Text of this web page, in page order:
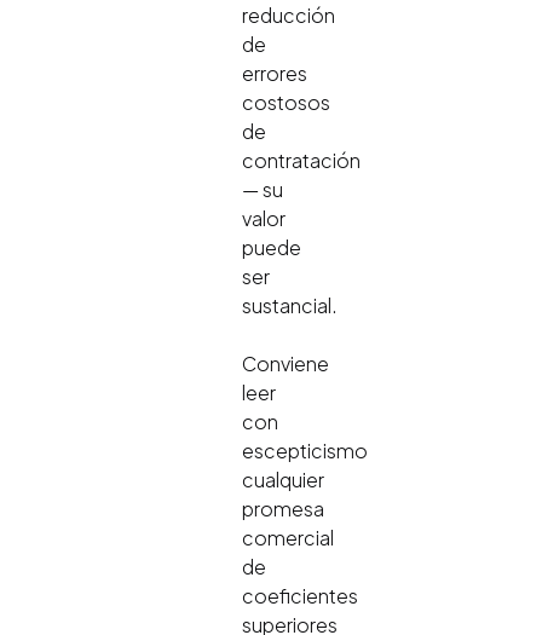
reducción
de
errores
costosos
de
contratación
— su
valor
puede
ser
sustancial.
Conviene
leer
con
escepticismo
cualquier
promesa
comercial
de
coeficientes
superiores